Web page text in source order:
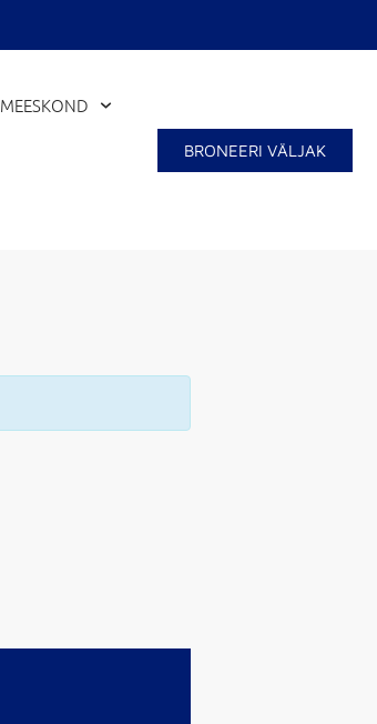
MEESKOND
BRONEERI VÄLJAK